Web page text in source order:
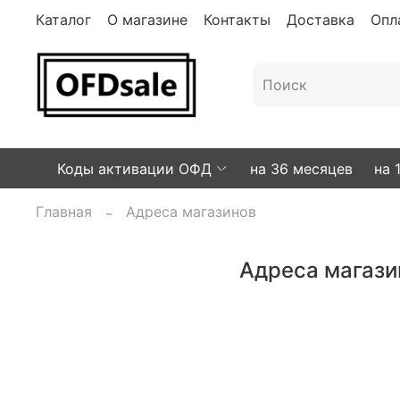
Каталог О магазине Контакты Доставка
Коды активации ОФД на 36 месяцев на
Главная Адреса магазинов
Адреса